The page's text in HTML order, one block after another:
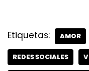
Etiquetas: AMOR
REDES SOCIALES